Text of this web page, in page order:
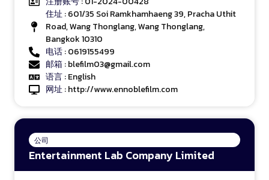
住址: 601/35 Soi Ramkhamhaeng 39, Pracha Uthit
Road, Wang Thonglang, Wang Thonglang,
Bangkok 10310
电话: 0619155499
邮箱: blefilm03@gmail.com
语言: English
网址:http://www.ennoblefilm.com
公司
Entertainment Lab Company Limited